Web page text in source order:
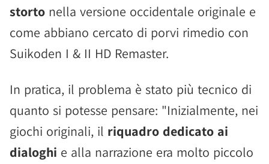
storto nella versione occidentale originale e
come abbiano cercato di porvi rimedio con
Suikoden I & II HD Remaster.
In pratica, il problema è stato più tecnico di
quanto si potesse pensare: "Inizialmente, nei
giochi originali, il riquadro dedicato ai
dialoghi e alla narrazione era molto piccolo